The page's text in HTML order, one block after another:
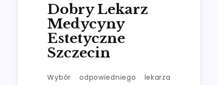
Dobry Lekarz
Medycyny
Estetyczne
Szczecin
Wybór odpowiedniego lekarza